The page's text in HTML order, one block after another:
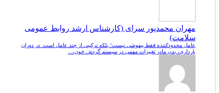
مهران محمدپور سرای (کارشناس ارشد روابط عمومی
سلامت)
عامل محدودکننده فقط بیهوشی نیست؛ بلکه ترکیبی از چند عامل است. در دوران
بارداری، بدن مادر تغییرات مهمی در سیستم گردش خون،...